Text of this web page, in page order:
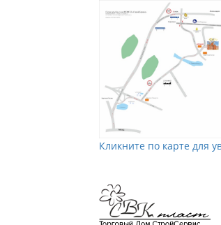
Кликните по карте для
Мы в Vkontakte
Мы в Телеграм